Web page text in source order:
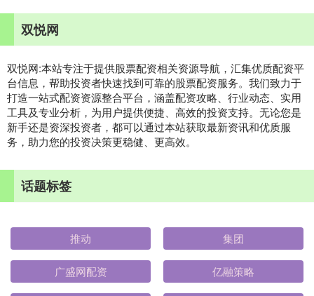
双悦网
双悦网:本站专注于提供股票配资相关资源导航，汇集优质配资平
台信息，帮助投资者快速找到可靠的股票配资服务。我们致力于
打造一站式配资资源整合平台，涵盖配资攻略、行业动态、实用
工具及专业分析，为用户提供便捷、高效的投资支持。无论您是
新手还是资深投资者，都可以通过本站获取最新资讯和优质服
务，助力您的投资决策更稳健、更高效。
话题标签
推动 集团
广盛网配资 亿融策略